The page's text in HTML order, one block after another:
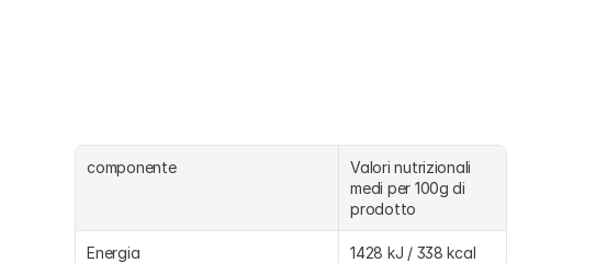
componente
Valori nutrizionali
medi per 100g di
prodotto
Energia 1428 kJ / 338 kcal